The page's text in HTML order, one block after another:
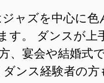
ャズを中心に
す。 ダンスが
、宴会や結婚式
ダンス経験者の